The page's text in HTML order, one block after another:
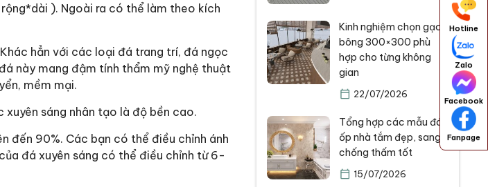
). Ngoài ra có thể làm theo kích
hẳn với các loại đá trang trí, đá ngọc
này mang đậm tính thẩm mỹ nghệ thuật
mềm mại.
sáng nhân tạo là độ bền cao.
đến 90%. Các bạn có thể điều chỉnh ánh
đá xuyên sáng có thể điều chỉnh từ 6-
Kinh nghiệm chọn gạch
bông 300×300 phù
hợp cho từng không
gian
22/07/2026
Tổng hợp các mẫu đá
ốp nhà tắm đẹp, sang,
chống thấm tốt
15/07/2026
Hotline
Zalo
Facebook
Fanpage